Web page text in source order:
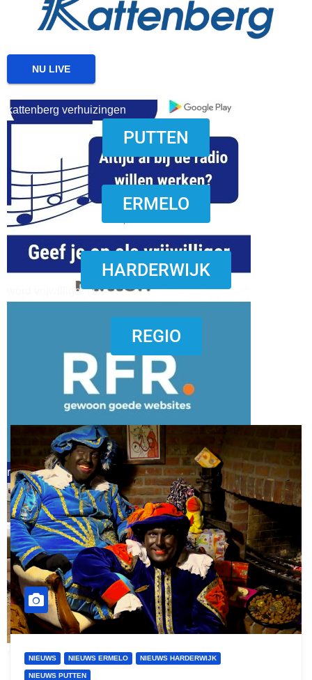
download onzze App
word vrijwilliger (1)
kattenberg verhuizingen
word vrijwilliger (1)
refreshed webdesign putten
ruitengaparket
NU LIVE
PUTTEN
ERMELO
HARDERWIJK
REGIO
NIEUWS NIEUWS ERMELO NIEUWS HARDERWIJK
NIEUWS PUTTEN